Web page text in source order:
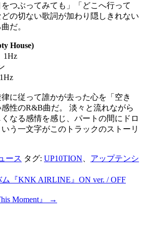
つぶってみても」「どこへ行って
の切ない歌詞が加わり隠しきれない
だ。
House)
1Hz
に従って誰かが去った心を「空き
性のR&B曲だ。 淡々と流れながら
なる感情を感じ、パートの間にドロ
う一文字がこのトラックのストーリ
ース タグ: UP10TION
アップテンシ
『KNK AIRLINE』ON ver. / OFF
Moment』
→